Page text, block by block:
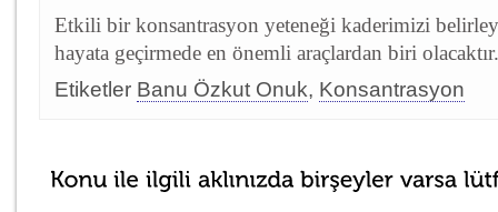
Etkili bir konsantrasyon yeteneği kaderimizi
hayata geçirmede en önemli araçlardan biri olacaktır.
Etiketler Banu Özkut Onuk, Konsantrasyon